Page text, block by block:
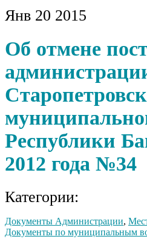
Янв 20 2015
Об отмене
Республики
2012 года №34
Категории:
Документы Администрации,
Документы по муниципальным